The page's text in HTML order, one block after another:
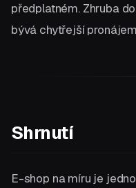
předplatném. Zhruba
bývá chytřejší
Shrnutí
E-shop na míru je